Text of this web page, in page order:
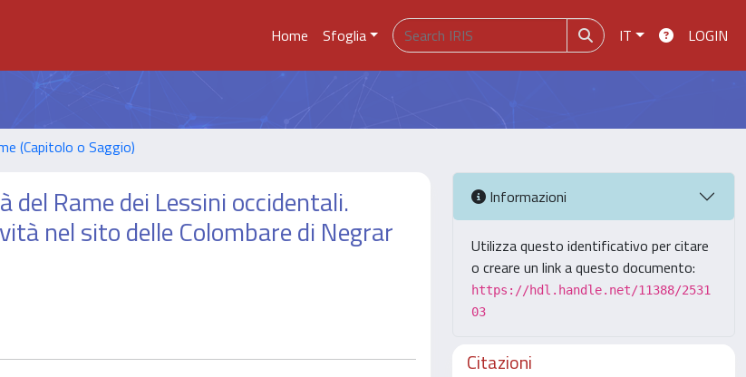
Home Sfoglia IT LOGIN
(Capitolo o Saggio)
del Rame dei Lessini occidentali.
nel sito delle Colombare di Negrar
Informazioni
Utilizza questo identificativo per citare
o creare un link a questo documento:
https://hdl.handle.net/11388/2531
03
Citazioni